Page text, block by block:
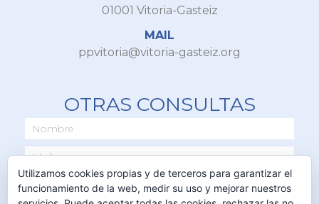
01001 Vitoria-Gasteiz
MAIL
ppvitoria@vitoria-gasteiz.org
OTRAS CONSULTAS
Utilizamos cookies propias y de terceros para garantizar el
funcionamiento de la web, medir su uso y mejorar nuestros